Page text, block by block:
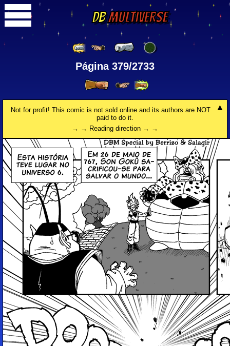
DBMultiverse
Página 379/2733
Not for profit! This comic is not sold online and its authors are NOT
paid to do it.
→ → Reading direction → →